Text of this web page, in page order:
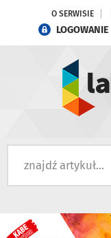
O SERWISIE
LOGOWANIE